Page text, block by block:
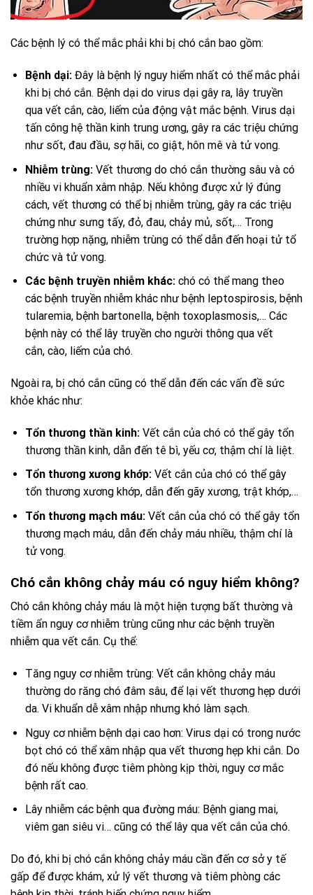
Các bệnh lý có thể mắc phải khi bị chó cắn bao gồm:
Bệnh dại:Đây là bệnh lý nguy hiểm nhất có thể mắc phải
khi bị chó cắn. Bệnh dại do virus dại gây ra, lây truyền
qua vết cắn, cào, liếm của động vật mắc bệnh. Virus dại
tấn công hệ thần kinh trung ương, gây ra các triệu chứng
như sốt, đau đầu, sợ hãi, co giật, hôn mê và tử vong.
Nhiễm trùng:Vết thương do chó cắn thường sâu và có
nhiều vi khuẩn xâm nhập. Nếu không được xử lý đúng
cách, vết thương có thể bị nhiễm trùng, gây ra các triệu
chứng như sưng tấy, đỏ, đau, chảy mủ, sốt,… Trong
trường hợp nặng, nhiễm trùng có thể dẫn đến hoại tử tổ
chức và tử vong.
Các bệnh truyền nhiễm khác:chó có thể mang theo
các bệnh truyền nhiễm khác như bệnh leptospirosis, bệnh
tularemia, bệnh bartonella, bệnh toxoplasmosis,… Các
bệnh này có thể lây truyền cho người thông qua vết
cắn, cào, liếm của chó.
Ngoài ra, bị chó cắn cũng có thể dẫn đến các vấn đề sức
khỏe khác như:
Tổn thương thần kinh:Vết cắn của chó có thể gây tổn
thương thần kinh, dẫn đến tê bì, yếu cơ, thậm chí là liệt.
Tổn thương xương khớp:Vết cắn của chó có thể gây
tổn thương xương khớp, dẫn đến gãy xương, trật khớp,…
Tổn thương mạch máu: Vết cắn của chó có thể gây tổn
thương mạch máu, dẫn đến chảy máu nhiều, thậm chí là
tử vong.
Chó cắn không chảy máu có nguy hiểm không?
Chó cắn không chảy máu là một hiện tượng bất thường và
tiềm ẩn nguy cơ nhiễm trùng cũng như các bệnh truyền
nhiễm qua vết cắn. Cụ thể:
Tăng nguy cơ nhiễm trùng: Vết cắn không chảy máu
thường do răng chó đâm sâu, để lại vết thương hẹp dưới
da. Vi khuẩn dễ xâm nhập nhưng khó làm sạch.
Nguy cơ nhiễm bệnh dại cao hơn: Virus dại có trong nước
bọt chó có thể xâm nhập qua vết thương hẹp khi cắn. Do
đó nếu không được tiêm phòng kịp thời, nguy cơ mắc
bệnh rất cao.
Lây nhiễm các bệnh qua đường máu: Bệnh giang mai,
viêm gan siêu vi… cũng có thể lây qua vết cắn của chó.
Do đó, khi bị chó cắn không chảy máu cần đến cơ sở y tế
gấp để được khám, xử lý vết thương và tiêm phòng các